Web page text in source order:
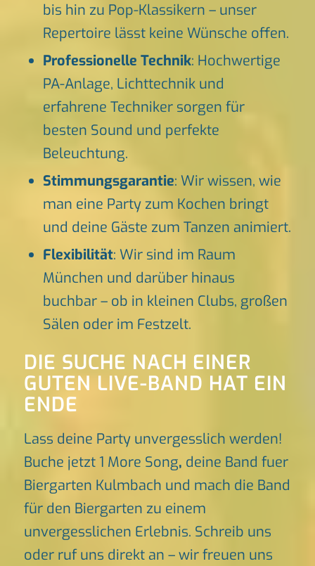
bis hin zu Pop-Klassikern – unser
Repertoire lässt keine Wünsche offen.
Professionelle Technik: Hochwertige
PA-Anlage, Lichttechnik und
erfahrene Techniker sorgen für
besten Sound und perfekte
Beleuchtung.
Stimmungsgarantie: Wir wissen, wie
man eine Party zum Kochen bringt
und deine Gäste zum Tanzen animiert.
Flexibilität: Wir sind im Raum
München und darüber hinaus
buchbar – ob in kleinen Clubs, großen
Sälen oder im Festzelt.
DIE SUCHE NACH EINER
GUTEN LIVE-BAND HAT EIN
ENDE
Lass deine Party unvergesslich werden!
Buche jetzt 1 More Song, deine Band fuer
Biergarten Kulmbach und mach die Band
für den Biergarten zu einem
unvergesslichen Erlebnis. Schreib uns
oder ruf uns direkt an – wir freuen uns